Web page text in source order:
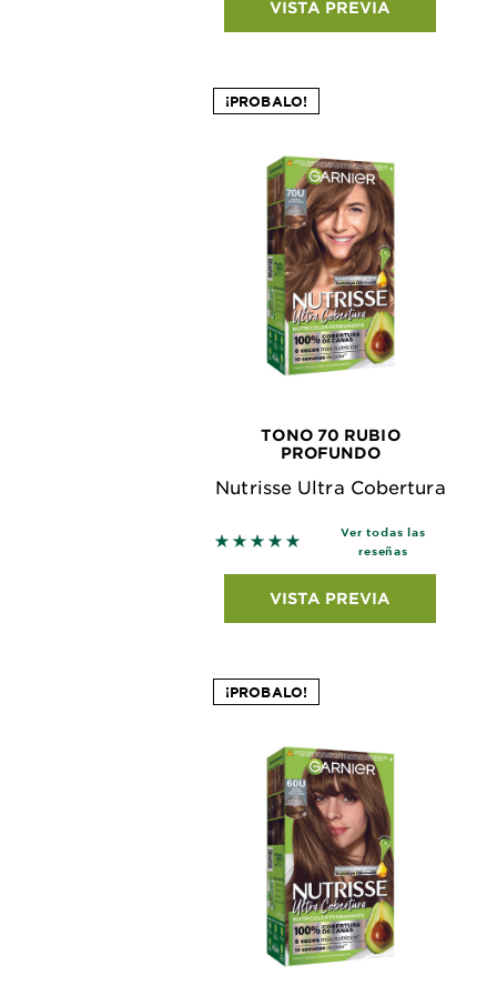
VISTA PREVIA
¡PROBALO!
TONO 70 RUBIO
PROFUNDO
Nutrisse Ultra Cobertura
5 out of 5 stars based on
Ver todas las
reseñas
VISTA PREVIA
¡PROBALO!